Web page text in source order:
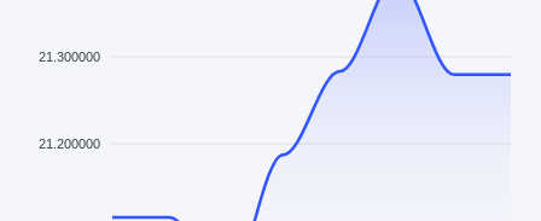
21.300000
21.200000